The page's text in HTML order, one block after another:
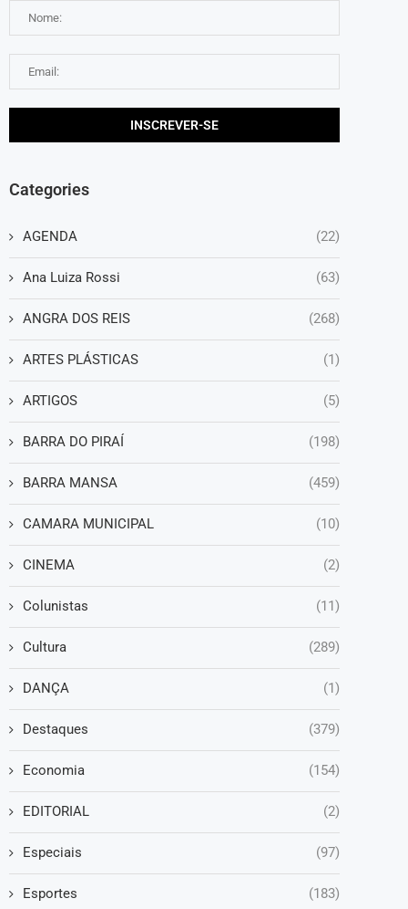
Categories
AGENDA (22)
Ana Luiza Rossi (63)
ANGRA DOS REIS (268)
ARTES PLÁSTICAS (1)
ARTIGOS (5)
BARRA DO PIRAÍ (198)
BARRA MANSA (459)
CAMARA MUNICIPAL (10)
CINEMA (2)
Colunistas (11)
Cultura (289)
DANÇA (1)
Destaques (379)
Economia (154)
EDITORIAL (2)
Especiais (97)
Esportes (183)